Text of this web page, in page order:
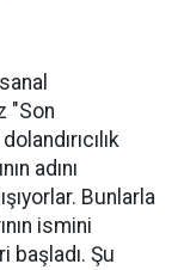
"Son
adını
Bunlarla
ismini
başladı. Şu